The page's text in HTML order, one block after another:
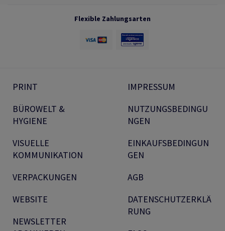
Flexible Zahlungsarten
PRINT
BÜROWELT &
HYGIENE
VISUELLE
KOMMUNIKATION
VERPACKUNGEN
WEBSITE
NEWSLETTER
IMPRESSUM
NUTZUNGSBEDINGU
NGEN
EINKAUFSBEDINGUN
GEN
AGB
DATENSCHUTZERKLÄ
RUNG